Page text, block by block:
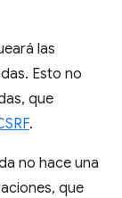
las
Esto no
que
.
no hace una
que